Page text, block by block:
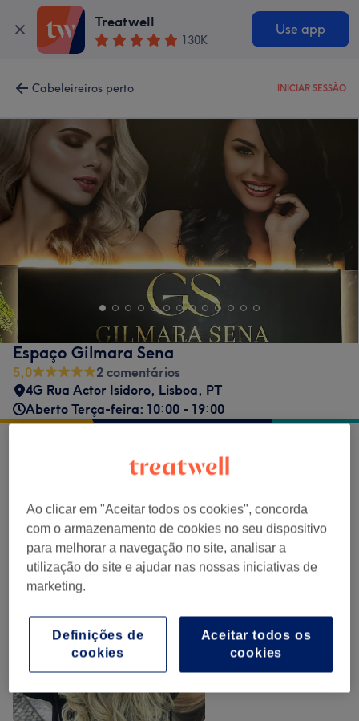
Treatwell
130K
Use app
Cabeleireiros perto INICIAR SESSÃO
Espaço Gilmara Sena
5,0
2 comentários
4G Rua Actor Isidoro, Lisboa, PT
Aberto Terça-feira: 10:00 - 19:00
Clica na imagem para ver mais detalhes
Ao clicar em "Aceitar todos os cookies", concorda
com o armazenamento de cookies no seu dispositivo
para melhorar a navegação no site, analisar a
utilização do site e ajudar nas nossas iniciativas de
marketing.
Aceitar todos os
cookies
Definições de
cookies